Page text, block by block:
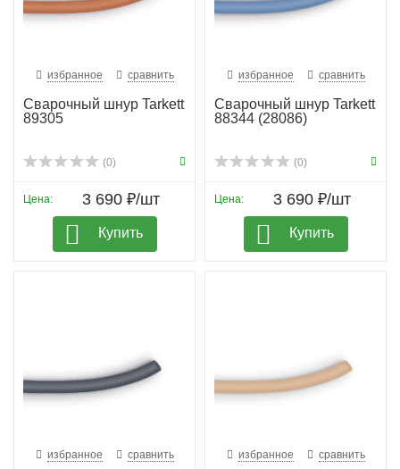
избранное сравнить
Сварочный шнур Tarkett
89305
(0)
Цена: 3 690 ₽/шт
Купить
избранное сравнить
Сварочный шнур Tarkett
88344 (28086)
(0)
Цена: 3 690 ₽/шт
Купить
избранное сравнить избранное сравнить